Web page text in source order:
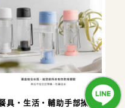
具・生活・輔助手部操作